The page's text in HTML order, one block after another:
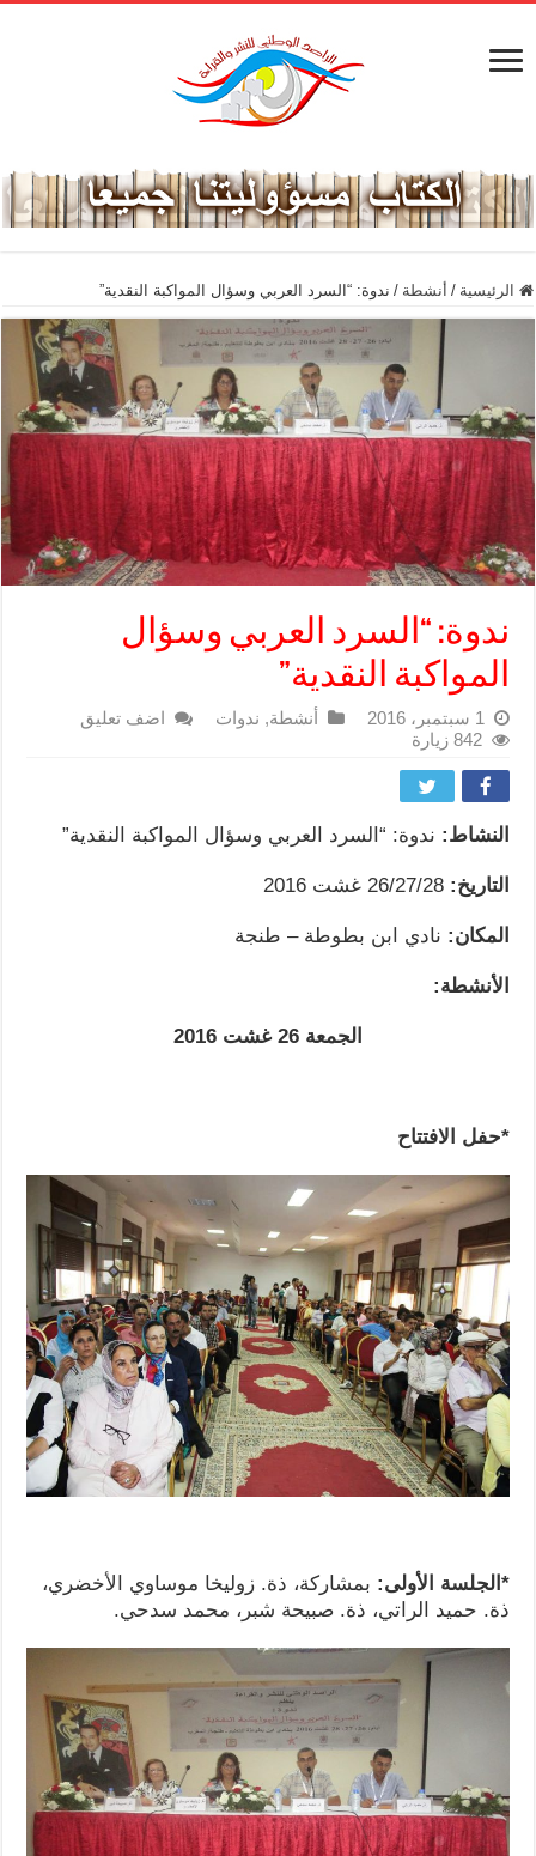
الرئيسية / أنشطة / ندوة: “السرد العربي وسؤال المواكبة النقدية”
ندوة: “السرد العربي وسؤال
المواكبة النقدية”
1 سبتمبر، 2016 أنشطة, ندوات
اضف تعليق
842 زيارة
النشاط: ندوة: “السرد العربي وسؤال المواكبة النقدية”
التاريخ: 26/27/28 غشت 2016
المكان: نادي ابن بطوطة – طنجة
الأنشطة:
الجمعة 26 غشت 2016
*حفل الافتتاح
*الجلسة الأولى: بمشاركة، ذة. زوليخا موساوي الأخضري،
ذة. حميد الراتي، ذة. صبيحة شبر، محمد سدحي.